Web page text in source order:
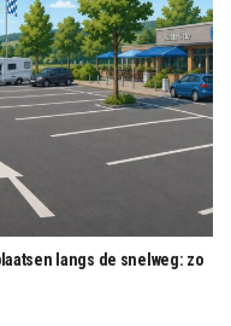
langs de snelweg: zo